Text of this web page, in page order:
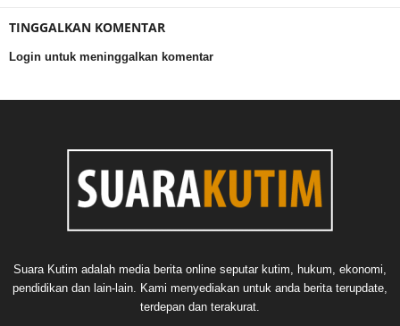
TINGGALKAN KOMENTAR
Login untuk meninggalkan komentar
Suara Kutim adalah media berita online seputar kutim, hukum, ekonomi,
pendidikan dan lain-lain. Kami menyediakan untuk anda berita terupdate,
terdepan dan terakurat.